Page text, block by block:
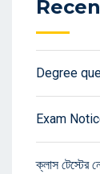
Degree
Exam
ক্লাস টেস্টের